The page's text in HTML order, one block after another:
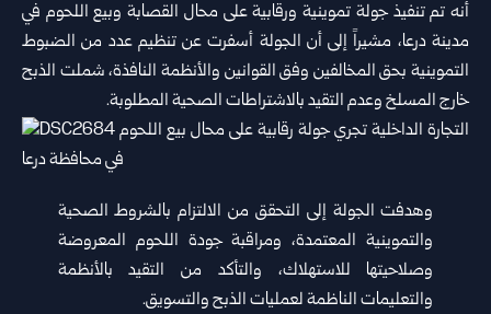
أنه تم تنفيذ جولة تموينية ورقابية على محال القصابة وبيع اللحوم في
مدينة درعا، مشيراً إلى أن الجولة أسفرت عن تنظيم عدد من الضبوط
التموينية بحق المخالفين وفق القوانين والأنظمة النافذة، شملت الذبح
خارج المسلخ وعدم التقيد بالاشتراطات الصحية المطلوبة.
وهدفت الجولة إلى التحقق من الالتزام بالشروط الصحية
والتموينية المعتمدة، ومراقبة جودة اللحوم المعروضة
وصلاحيتها للاستهلاك، والتأكد من التقيد بالأنظمة
والتعليمات الناظمة لعمليات الذبح والتسويق.